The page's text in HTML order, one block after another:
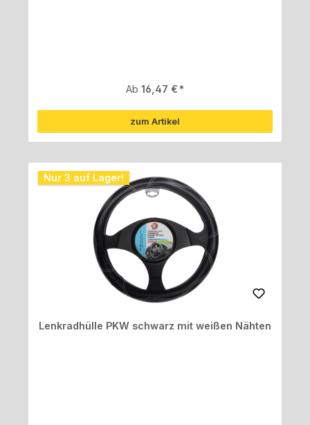
Regulärer Preis:
Ab16,47 €
zum Artikel
Nur 3 auf Lager!
Lenkradhülle PKW schwarz mit weißen Nähten